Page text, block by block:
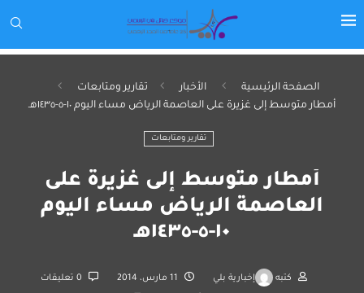
الصفحة الرئيسية الأخبار
تقارير ومتابعات
أمطار متوسط إلى غزيرة على العاصمة الرياض مساء اليوم ١٠-٥-١٤٣٥هـ
تقارير ومتابعات
أمطار متوسط إلى غزيرة على
العاصمة الرياض مساء اليوم
١٠-٥-١٤٣٥هـ
كتبه إخبارية بلي 11 مارس، 2014